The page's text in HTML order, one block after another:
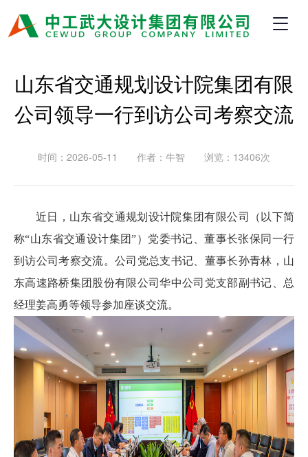
山东省交通规划设计院集团有限
公司领导一行到访公司考察交流
时间：2026-05-11 作者：牛智 浏览：13406次
近日，山东省交通规划设计院集团有限公司（以下简
称“山东省交通设计集团”）党委书记、董事长张保同一行
到访公司考察交流。公司党总支书记、董事长孙青林，山
东高速路桥集团股份有限公司华中公司党支部副书记、总
经理姜高勇等领导参加座谈交流。